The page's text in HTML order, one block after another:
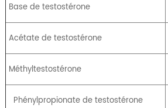
Base de testostérone
Acétate de testostérone
Méthyltestostérone
Phénylpropionate de testostérone